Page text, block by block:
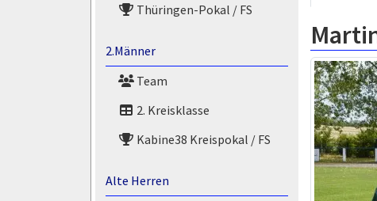
Thüringen-Pokal / FS
2.Männer
Team
2. Kreisklasse
Kabine38 Kreispokal / FS
Alte Herren